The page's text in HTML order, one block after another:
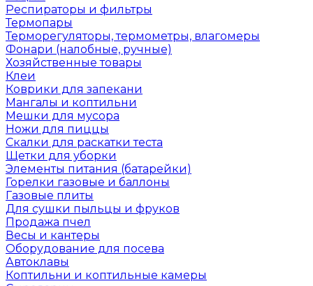
Респираторы и фильтры
Термопары
Терморегуляторы, термометры, влагомеры
Фонари (налобные, ручные)
Хозяйственные товары
Клеи
Коврики для запекани
Мангалы и коптильни
Мешки для мусора
Ножи для пиццы
Скалки для раскатки теста
Щетки для уборки
Элементы питания (батарейки)
Горелки газовые и баллоны
Газовые плиты
Для сушки пыльцы и фруков
Продажа пчел
Весы и кантеры
Оборудование для посева
Автоклавы
Коптильни и коптильные камеры